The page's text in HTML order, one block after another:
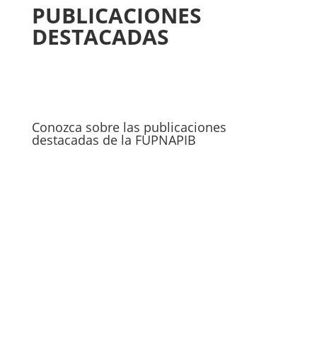
PUBLICACIONES
DESTACADAS
Conozca sobre las publicaciones
destacadas de la FUPNAPIB